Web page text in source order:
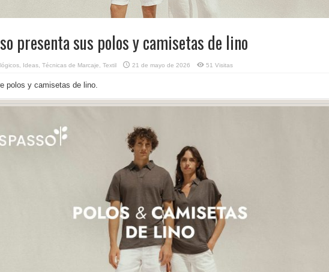
presenta sus polos y camisetas de lino
Ideas Técnicas de Marcaje Textil 21 de mayo de 2026 51 Visitas
polos y camisetas de lino.